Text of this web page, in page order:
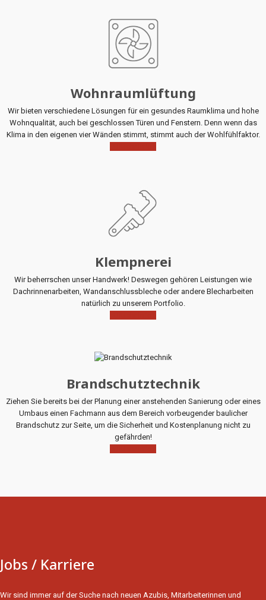
Wohnraumlüftung
Wir bieten verschiedene Lösungen für ein gesundes Raumklima und hohe
Wohnqualität, auch bei geschlossen Türen und Fenstern. Denn wenn das
Klima in den eigenen vier Wänden stimmt, stimmt auch der Wohlfühlfaktor.
Klempnerei
Wir beherrschen unser Handwerk! Deswegen gehören Leistungen wie
Dachrinnenarbeiten, Wandanschlussbleche oder andere Blecharbeiten
natürlich zu unserem Portfolio.
Brandschutztechnik
Ziehen Sie bereits bei der Planung einer anstehenden Sanierung oder eines
Umbaus einen Fachmann aus dem Bereich vorbeugender baulicher
Brandschutz zur Seite, um die Sicherheit und Kostenplanung nicht zu
gefährden!
Jobs / Karriere
Wir sind immer auf der Suche nach neuen Azubis, Mitarbeiterinnen und